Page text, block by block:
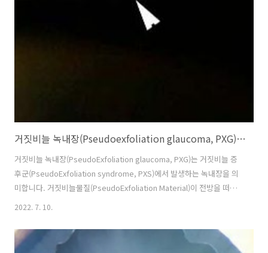
1. 외상성 수정체 탈구 수정체 탈구와 아탈구의 가장 흔한 원인은 외상입
니다. 둔기에 의한 외상(blunt trauma)를 맞고 난뒤, 수정체를 잡고 있는
거짓비늘 녹내장(Pseudoexfoliation glaucoma, PXG)의 원인, 치료
거짓비늘 녹내장(PseudoExfoliation glaucoma, PXG)는 거짓비늘 증
후군(PseudoExfoliation syndrome, PXS)에서 발생하는 녹내장을 의
미합니다. 거짓비늘물질(PseudoExfoliation Material)이 전방을 떠돌
다가 섬유주를 막음으로써, 섬유주의 손상을 일으키커나, 섬유주 자체에
올라가는 것이 거짓비늘 녹내장(PXG)의 기전으로 생각되고 있습니다 1.
개방각 녹내장, Open angle glaucoma 거짓비늘 증후군에서 약 40%
2022. 7. 10.